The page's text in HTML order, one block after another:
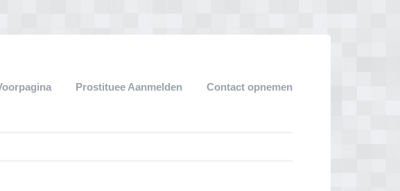
Prostituee Aanmelden Contact opnemen